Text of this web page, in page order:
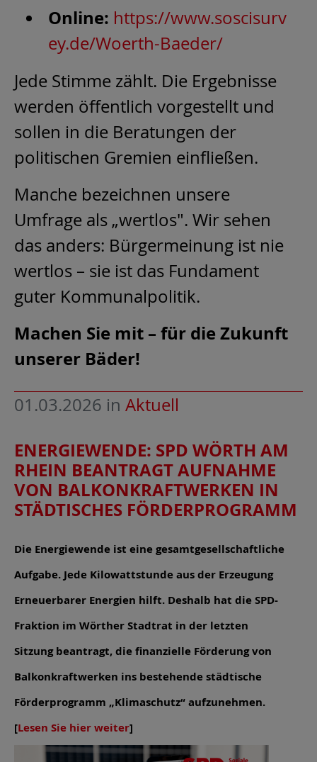
Online: https://www.soscisurv
ey.de/Woerth-Baeder/
Jede Stimme zählt. Die Ergebnisse
werden öffentlich vorgestellt und
sollen in die Beratungen der
politischen Gremien einfließen.
Manche bezeichnen unsere
Umfrage als „wertlos". Wir sehen
das anders: Bürgermeinung ist nie
wertlos – sie ist das Fundament
guter Kommunalpolitik.
Machen Sie mit – für die Zukunft
unserer Bäder!
01.03.2026 in Aktuell
ENERGIEWENDE: SPD WÖRTH AM
RHEIN BEANTRAGT AUFNAHME
VON BALKONKRAFTWERKEN IN
STÄDTISCHES FÖRDERPROGRAMM
Die Energiewende ist eine gesamtgesellschaftliche
Aufgabe. Jede Kilowattstunde aus der Erzeugung
Erneuerbarer Energien hilft. Deshalb hat die SPD-
Fraktion im Wörther Stadtrat in der letzten
Sitzung beantragt, die finanzielle Förderung von
Balkonkraftwerken ins bestehende städtische
Förderprogramm „Klimaschutz“ aufzunehmen.
[Lesen Sie hier weiter]